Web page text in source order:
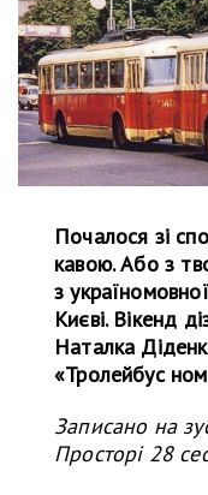
Почалося зі
кавою. Або з
з
Києві. Вікенд
Наталка
«Тролейбус
Записано на
Просторі 28